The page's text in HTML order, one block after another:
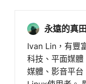
永遠的真
Ivan Lin，有豐
科技、平面媒
媒體、影音平台